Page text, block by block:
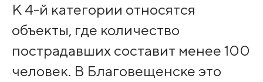
К 4-й категории относятся
объекты, где количество
пострадавших составит менее 100
человек. В Благовещенске это